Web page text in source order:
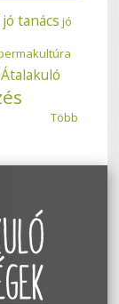
jó tanács jó
Átalakuló
Több